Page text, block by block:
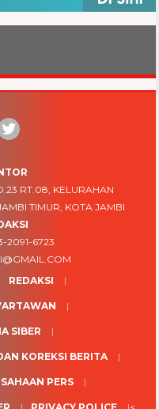
RT.08, KELURAHAN
TIMUR, KOTA JAMBI
2091-6723
REDAKSI
SIBER
KOREKSI BERITA
PERS